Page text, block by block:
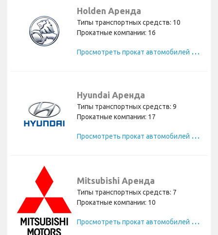
Holden Аренда
Типы транспортных средств: 10
Прокатные компании: 16
П
росмотреть прокат автомобилей Holden
Hyundai Аренда
Типы транспортных средств: 9
Прокатные компании: 17
П
росмотреть прокат автомобилей Hyundai
Mitsubishi Аренда
Типы транспортных средств: 7
Прокатные компании: 10
П
росмотреть прокат автомобилей Mitsubishi